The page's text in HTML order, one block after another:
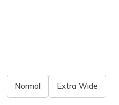
Normal Extra Wide